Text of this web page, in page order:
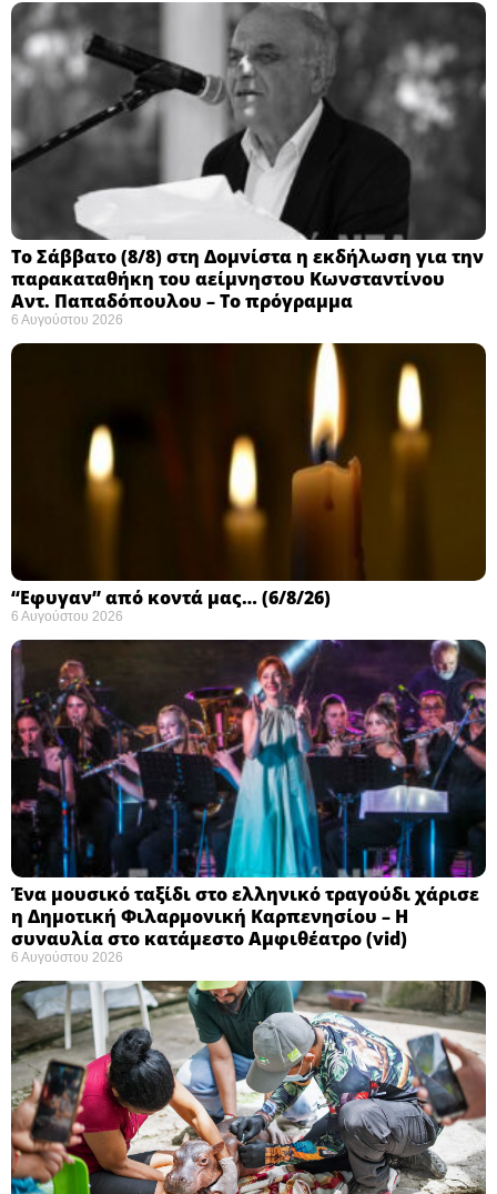
Το Σάββατο (8/8) στη Δομνίστα η εκδήλωση για την
παρακαταθήκη του αείμνηστου Κωνσταντίνου
Αντ. Παπαδόπουλου – Το πρόγραμμα
6 Αυγούστου 2026
“Εφυγαν” από κοντά μας… (6/8/26)
6 Αυγούστου 2026
Ένα μουσικό ταξίδι στο ελληνικό τραγούδι χάρισε
η Δημοτική Φιλαρμονική Καρπενησίου – Η
συναυλία στο κατάμεστο Αμφιθέατρο (vid)
6 Αυγούστου 2026